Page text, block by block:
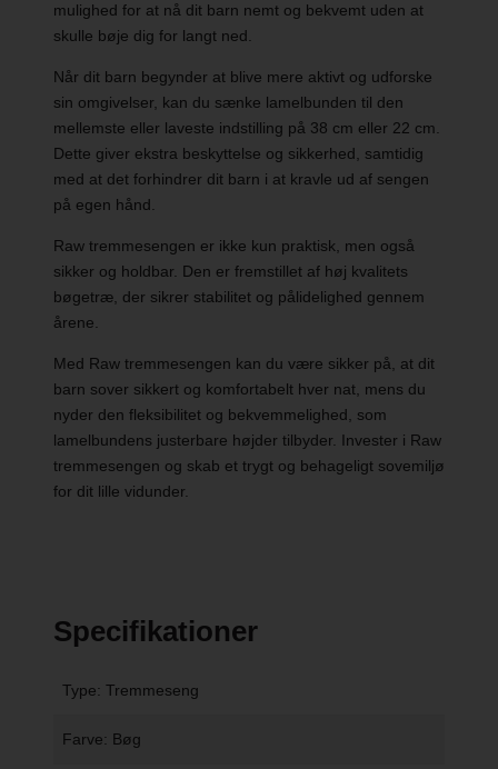
mulighed for at nå dit barn nemt og bekvemt uden at
skulle bøje dig for langt ned.
Når dit barn begynder at blive mere aktivt og udforske
sin omgivelser, kan du sænke lamelbunden til den
mellemste eller laveste indstilling på 38 cm eller 22 cm.
Dette giver ekstra beskyttelse og sikkerhed, samtidig
med at det forhindrer dit barn i at kravle ud af sengen
på egen hånd.
Raw tremmesengen er ikke kun praktisk, men også
sikker og holdbar. Den er fremstillet af høj kvalitets
bøgetræ, der sikrer stabilitet og pålidelighed gennem
årene.
Med Raw tremmesengen kan du være sikker på, at dit
barn sover sikkert og komfortabelt hver nat, mens du
nyder den fleksibilitet og bekvemmelighed, som
lamelbundens justerbare højder tilbyder. Invester i Raw
tremmesengen og skab et trygt og behageligt sovemiljø
for dit lille vidunder.
Specifikationer
Type: Tremmeseng
Farve: Bøg